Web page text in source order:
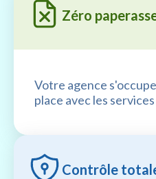
Zéro
Votre agence
place avec les
Contrôle